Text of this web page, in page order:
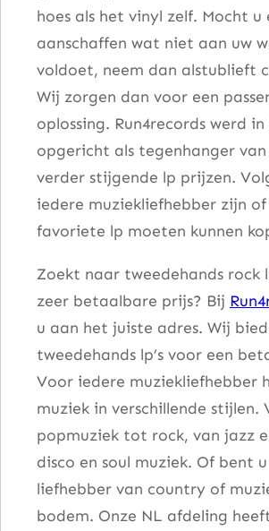
hoes als het vinyl zelf. Mocht
aanschaffen wat niet aan uw
voldoet, neem dan alstublieft
Wij zorgen dan voor een
oplossing. Run4records werd in
opgericht als tegenhanger van
verder stijgende lp prijzen.
iedere muziekliefhebber zijn
favoriete lp moeten kunnen
Zoekt naar tweedehands rock
zeer betaalbare prijs? Bij
u aan het juiste adres. Wij
tweedehands lp’s voor een
Voor iedere muziekliefhebber
muziek in verschillende stijlen.
popmuziek tot rock, van jazz
disco en soul muziek. Of bent
liefhebber van country of
bodem. Onze NL afdeling